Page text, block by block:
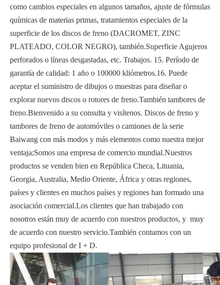
como cambios especiales en algunos tamaños, ajuste de fórmulas
químicas de materias primas, tratamientos especiales de la
superficie de los discos de freno (DACROMET, ZINC
PLATEADO, COLOR NEGRO), también.Superficie Agujeros
perforados o líneas desgastadas, etc. Trabajos. 15. Período de
garantía de calidad: 1 año o 100000 kliómetros.16. Puede
aceptar el suministro de dibujos o muestras para diseñar o
explorar nuevos discos o rotores de freno.También tambores de
freno.Bienvenido a su consulta y visítenos. Discos de freno y
tambores de freno de automóviles o camiones de la serie
Baiwang con más modos y más elementos como nuestra mejor
ventaja;Somos una empresa de comercio mundial.Nuestros
productos se venden bien en República Checa, Lituania,
Georgia, Australia, Medio Oriente, África y otras regiones,
países y clientes en muchos países y regiones han formado una
asociación comercial.Los clientes que han trabajado con
nosotros están muy de acuerdo con nuestros productos, y muy
de acuerdo con nuestro servicio.También contamos con un
equipo profesional de I + D.